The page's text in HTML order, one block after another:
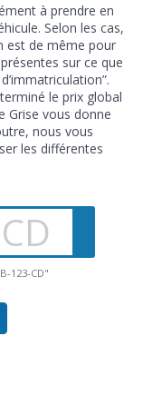
à prendre en
Selon les cas,
est de même pour
sur ce que
le prix global
Grise vous donne
nous vous
les différentes
123-CD"